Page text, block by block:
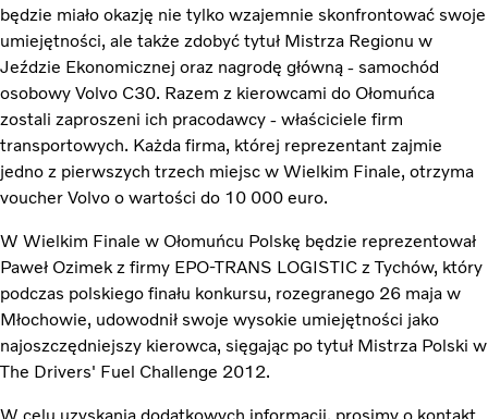
będzie miało okazję nie tylko wzajemnie skonfrontować swoje
umiejętności, ale także zdobyć tytuł Mistrza Regionu w
Jeździe Ekonomicznej oraz nagrodę główną - samochód
osobowy Volvo C30. Razem z kierowcami do Ołomuńca
zostali zaproszeni ich pracodawcy - właściciele firm
transportowych. Każda firma, której reprezentant zajmie
jedno z pierwszych trzech miejsc w Wielkim Finale, otrzyma
voucher Volvo o wartości do 10 000 euro.
W Wielkim Finale w Ołomuńcu Polskę będzie reprezentował
Paweł Ozimek z firmy EPO-TRANS LOGISTIC z Tychów, który
podczas polskiego finału konkursu, rozegranego 26 maja w
Młochowie, udowodnił swoje wysokie umiejętności jako
najoszczędniejszy kierowca, sięgając po tytuł Mistrza Polski w
The Drivers' Fuel Challenge 2012.